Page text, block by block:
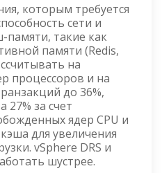
которым требуется
сети и
памяти, такие как
памяти (Redis,
на
процессоров и на
до 36%,
27% за счет
ядер CPU и
для увеличения
vSphere DRS и
шустрее.